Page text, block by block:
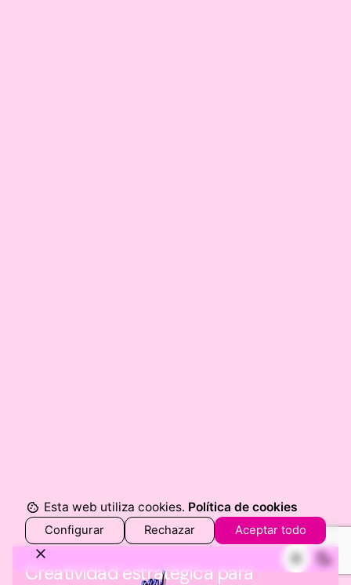
Creatividad estratégica para
Esta web utiliza cookies. Política de cookies
Configurar Rechazar Aceptar todo